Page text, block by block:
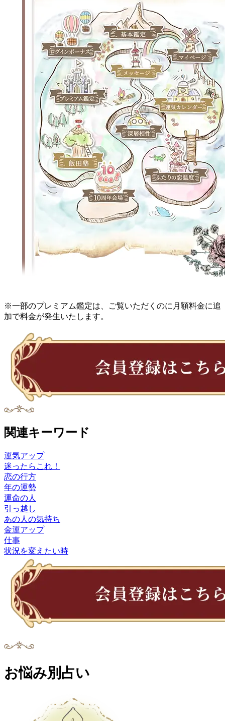
※一部のプレミアム鑑定は、ご覧いただくのに月額料金に追
加で料金が発生いたします。
関連キーワード
運気アップ
迷ったらこれ！
恋の行方
年の運勢
運命の人
引っ越し
あの人の気持ち
金運アップ
仕事
状況を変えたい時
お悩み別占い